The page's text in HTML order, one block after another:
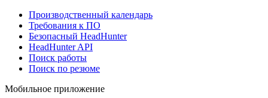
Производственный календарь
Требования к ПО
Безопасный HeadHunter
HeadHunter API
Поиск работы
Поиск по резюме
Мобильное приложение